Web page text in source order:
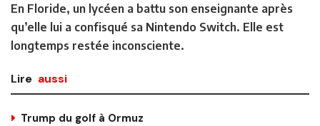
En Floride, un lycéen a battu son enseignante après
qu’elle lui a confisqué sa Nintendo Switch. Elle est
longtemps restée inconsciente.
Lire aussi
Trump du golf à Ormuz